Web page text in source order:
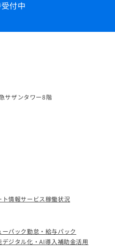
付中
サザンタワー8階
ト情報サービス稼働状況
ーパック勤怠・給与パック
デジタル化・AI導入補助金活用